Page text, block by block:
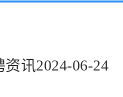
讯2024-06-24